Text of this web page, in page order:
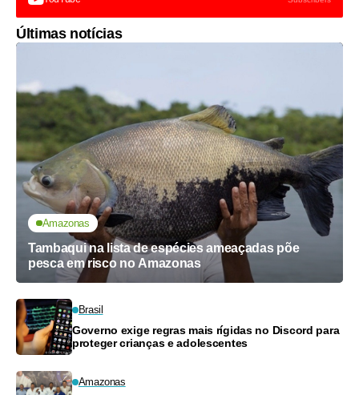
Últimas notícias
Amazonas
Tambaqui na lista de espécies ameaçadas põe
pesca em risco no Amazonas
Brasil
Governo exige regras mais rígidas no Discord para
proteger crianças e adolescentes
Amazonas